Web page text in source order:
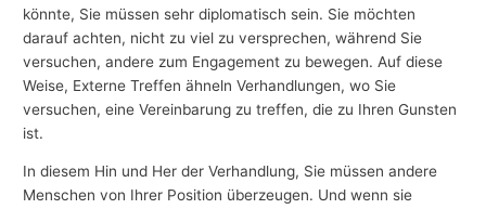
könnte, Sie müssen sehr diplomatisch sein. Sie möchten
darauf achten, nicht zu viel zu versprechen, während Sie
versuchen, andere zum Engagement zu bewegen. Auf diese
Weise, Externe Treffen ähneln Verhandlungen, wo Sie
versuchen, eine Vereinbarung zu treffen, die zu Ihren Gunsten
ist.
In diesem Hin und Her der Verhandlung, Sie müssen andere
Menschen von Ihrer Position überzeugen. Und wenn sie